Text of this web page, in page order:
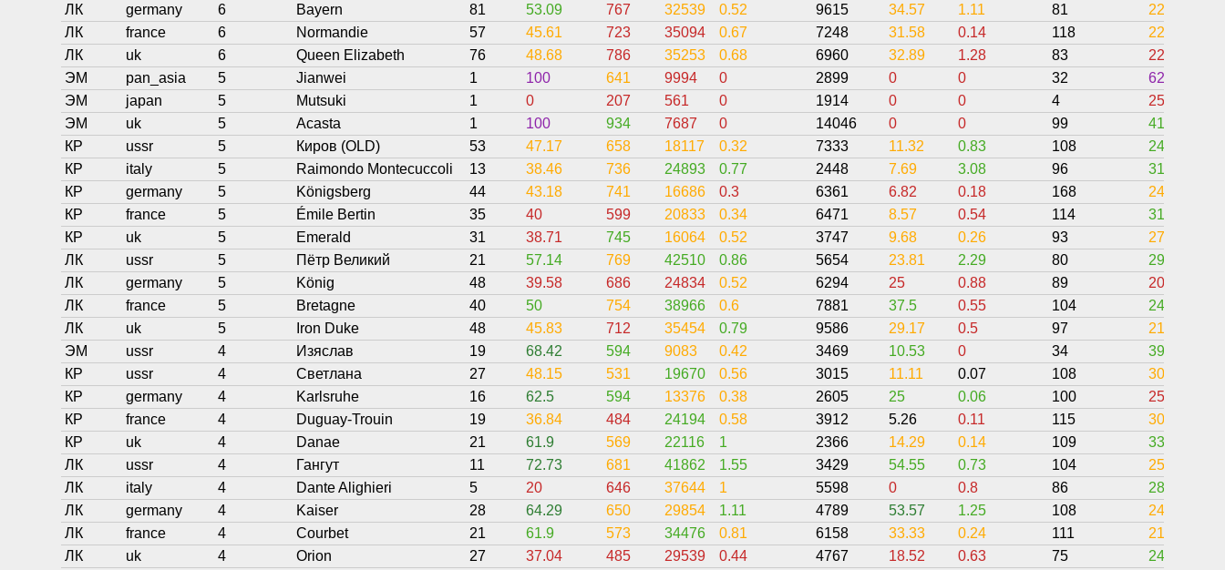
ЛК
germany 6 Bayern 81 53.09 767 32539 0.52 9615 34.57 1.11 81
22.96
ЛК
france 6 Normandie 57 45.61 723 35094 0.67 7248 31.58 0.14 118
22.23
ЛК
uk 6 Queen Elizabeth 76 48.68 786 35253 0.68 6960 32.89 1.28 83
22.13
ЭМ
pan_asia 5 Jianwei 1 100 641 9994 0 2899 0 0 32
62.5
ЭМ
japan 5 Mutsuki 1 0 207 561 0 1914 0 0 4
25
ЭМ
uk 5 Acasta 1 100 934 7687 0 14046 0 0 99
41.41
КР
ussr 5 Киров (OLD) 53 47.17 658 18117 0.32 7333 11.32 0.83 108
24.98
КР
italy 5 Raimondo Montecuccoli 13 38.46 736 24893 0.77 2448 7.69 3.08 96
31.9
КР
germany 5 Königsberg 44 43.18 741 16686 0.3 6361 6.82 0.18 168
24.19
КР
france 5 Émile Bertin 35 40 599 20833 0.34 6471 8.57 0.54 114
31.58
КР
uk 5 Emerald 31 38.71 745 16064 0.52 3747 9.68 0.26 93
27.06
ЛК
ussr 5 Пётр Великий 21 57.14 769 42510 0.86 5654 23.81 2.29 80
29.8
ЛК
germany 5 König 48 39.58 686 24834 0.52 6294 25 0.88 89
20.6
ЛК
france 5 Bretagne 40 50 754 38966 0.6 7881 37.5 0.55 104
24.92
ЛК
uk 5 Iron Duke 48 45.83 712 35454 0.79 9586 29.17 0.5 97
21.88
ЭМ
ussr 4 Изяслав 19 68.42 594 9083 0.42 3469 10.53 0 34
39.84
КР
ussr 4 Светлана 27 48.15 531 19670 0.56 3015 11.11 0.07 108
30.84
КР
germany 4 Karlsruhe 16 62.5 594 13376 0.38 2605 25 0.06 100
25.88
КР
france 4 Duguay-Trouin 19 36.84 484 24194 0.58 3912 5.26 0.11 115
30.6
КР
uk 4 Danae 21 61.9 569 22116 1 2366 14.29 0.14 109
33.19
ЛК
ussr 4 Гангут 11 72.73 681 41862 1.55 3429 54.55 0.73 104
25.88
ЛК
italy 4 Dante Alighieri 5 20 646 37644 1 5598 0 0.8 86
28.94
ЛК
germany 4 Kaiser 28 64.29 650 29854 1.11 4789 53.57 1.25 108
24.87
ЛК
france 4 Courbet 21 61.9 573 34476 0.81 6158 33.33 0.24 111
21.64
ЛК
uk 4 Orion 27 37.04 485 29539 0.44 4767 18.52 0.63 75
24.31